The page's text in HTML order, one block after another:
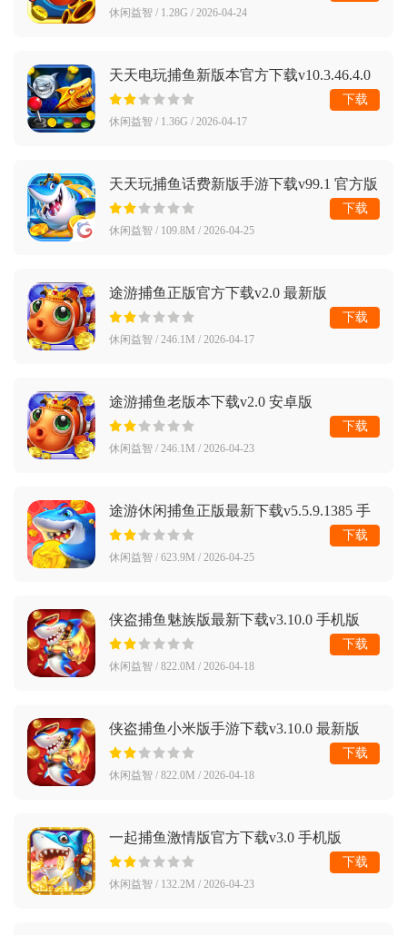
休闲益智 / 1.28G / 2026-04-24
天天电玩捕鱼新版本官方下载v10.3.46.4.0
手机版
休闲益智 / 1.36G / 2026-04-17
下载
天天玩捕鱼话费新版手游下载v99.1 官方版
休闲益智 / 109.8M / 2026-04-25
下载
途游捕鱼正版官方下载v2.0 最新版
休闲益智 / 246.1M / 2026-04-17
下载
途游捕鱼老版本下载v2.0 安卓版
休闲益智 / 246.1M / 2026-04-23
下载
途游休闲捕鱼正版最新下载v5.5.9.1385 手
机版
休闲益智 / 623.9M / 2026-04-25
下载
侠盗捕鱼魅族版最新下载v3.10.0 手机版
休闲益智 / 822.0M / 2026-04-18
下载
侠盗捕鱼小米版手游下载v3.10.0 最新版
休闲益智 / 822.0M / 2026-04-18
下载
一起捕鱼激情版官方下载v3.0 手机版
休闲益智 / 132.2M / 2026-04-23
下载